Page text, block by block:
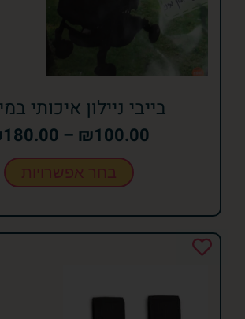
בייבי ניילון איכותי
₪100.00
–
180.00
בחר אפשרויות